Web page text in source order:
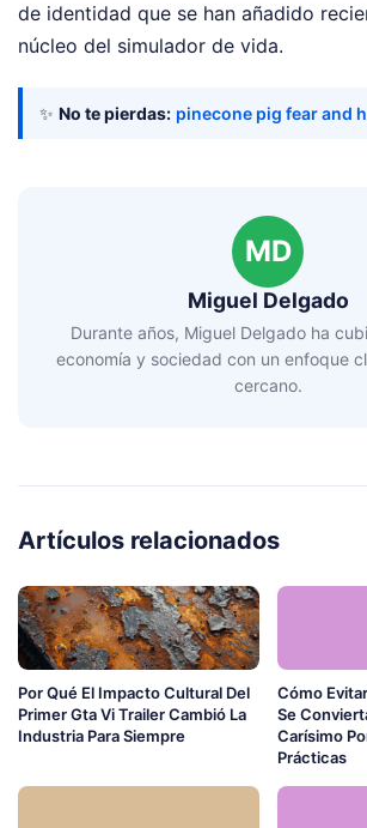
de identidad que se han añadido
núcleo del simulador de vida.
✨ No te pierdas: pinecone pig fear and
MD
Miguel Delgado
Durante años, Miguel Delgado ha
economía y sociedad con un enfoque
cercano.
Artículos relacionados
Por Qué El Impacto Cultural Del
Primer Gta Vi Trailer Cambió La
Industria Para Siempre
Cómo
Se
Carísimo
Prácticas